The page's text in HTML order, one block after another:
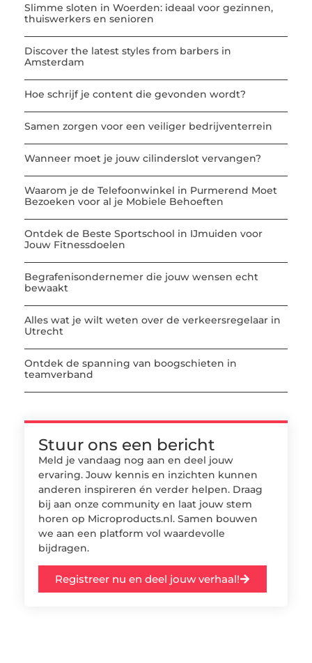
Slimme sloten in Woerden: ideaal voor gezinnen,
thuiswerkers en senioren
Discover the latest styles from barbers in
Amsterdam
Hoe schrijf je content die gevonden wordt?
Samen zorgen voor een veiliger bedrijventerrein
Wanneer moet je jouw cilinderslot vervangen?
Waarom je de Telefoonwinkel in Purmerend Moet
Bezoeken voor al je Mobiele Behoeften
Ontdek de Beste Sportschool in IJmuiden voor
Jouw Fitnessdoelen
Begrafenisondernemer die jouw wensen echt
bewaakt
Alles wat je wilt weten over de verkeersregelaar in
Utrecht
Ontdek de spanning van boogschieten in
teamverband
Stuur ons een bericht
Meld je vandaag nog aan en deel jouw
ervaring. Jouw kennis en inzichten kunnen
anderen inspireren én verder helpen. Draag
bij aan onze community en laat jouw stem
horen op Microproducts.nl. Samen bouwen
we aan een platform vol waardevolle
bijdragen.
Registreer nu en deel jouw verhaal!